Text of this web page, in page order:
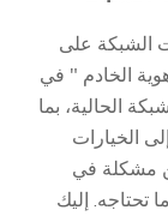
الشبكة على
الخادم " في
الحالية، بما
الخيارات
مشكلة في
تحتاجه. إليك